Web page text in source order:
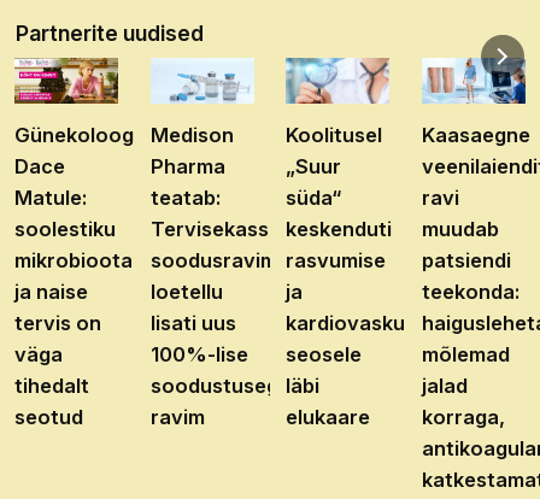
Partnerite uudised
Günekoloog
Dace
Matule:
soolestiku
mikrobioota
ja naise
tervis on
väga
tihedalt
seotud
Medison
Pharma
teatab:
Tervisekassa
soodusravimite
loetellu
lisati uus
100%-lise
soodustusega
ravim
Koolitusel
„Suur
süda“
keskenduti
rasvumise
ja
kardiovaskulaarhaiguste
seosele
läbi
elukaare
Kaasaegne
ravi
muudab
patsiendi
teekonda:
mõlemad
jalad
korraga,